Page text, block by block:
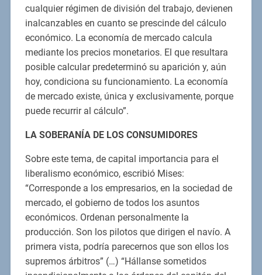
cualquier régimen de división del trabajo, devienen
inalcanzables en cuanto se prescinde del cálculo
económico. La economía de mercado calcula
mediante los precios monetarios. El que resultara
posible calcular predeterminó su aparición y, aún
hoy, condiciona su funcionamiento. La economía
de mercado existe, única y exclusivamente, porque
puede recurrir al cálculo”.
LA SOBERANÍA DE LOS CONSUMIDORES
Sobre este tema, de capital importancia para el
liberalismo económico, escribió Mises:
“Corresponde a los empresarios, en la sociedad de
mercado, el gobierno de todos los asuntos
económicos. Ordenan personalmente la
producción. Son los pilotos que dirigen el navío. A
primera vista, podría parecernos que son ellos los
supremos árbitros” (…) “Hállanse sometidos